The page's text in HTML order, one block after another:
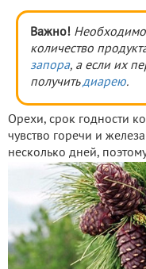
Важно! Необходимо
количество
запора, а если их
получить диарею.
Орехи, срок годности
чувство горечи и
несколько дней,